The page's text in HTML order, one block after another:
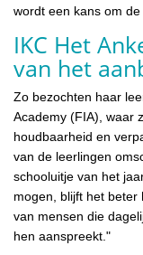
wordt een kans om
IKC Het
van het
Zo bezochten haar
Academy (FIA), waar
houdbaarheid en
van de leerlingen
schooluitje van het
mogen, blijft het beter
van mensen die
hen aanspreekt."